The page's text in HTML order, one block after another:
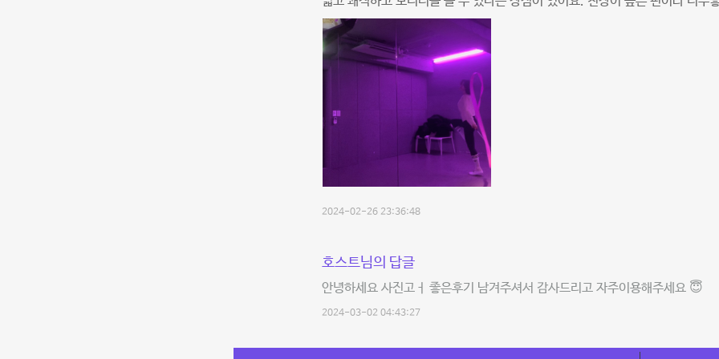
2024-02-26 23:36:48
호스트님의 답글
안녕하세요 사진고ㅓ 좋은후기 남겨주셔서 감사드리고 자주이용해주세요 😇
2024-03-02 04:43:27